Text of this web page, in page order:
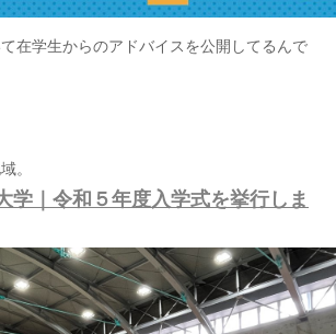
在学生からのアドバイスを公開してるんで
。
学｜令和５年度入学式を挙行しま